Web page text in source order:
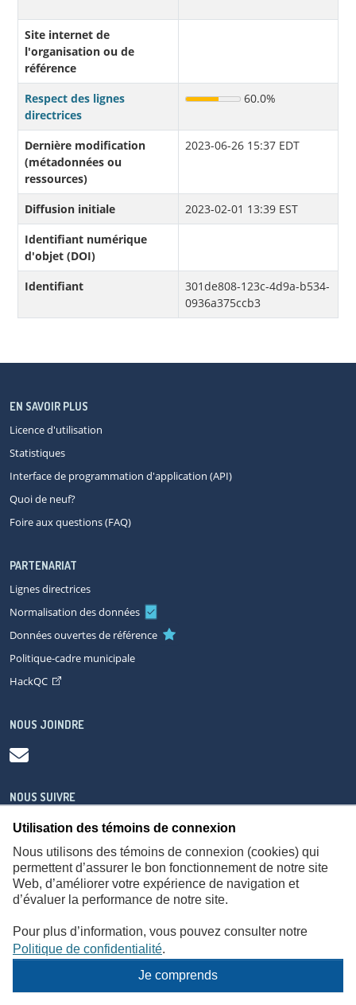
Site internet de
l'organisation ou de
référence
Respect des lignes
directrices
60.0%
Dernière modification
(métadonnées ou
ressources)
2023-06-26 15:37 EDT
Diffusion initiale
2023-02-01 13:39 EST
Identifiant numérique
d'objet (DOI)
Identifiant
301de808-123c-4d9a-b534-
0936a375ccb3
Utilisation des témoins de connexion
Nous utilisons des témoins de connexion (cookies) qui
permettent d’assurer le bon fonctionnement de notre site
Web, d’améliorer votre expérience de navigation et
d’évaluer la performance de notre site.
Pour plus d’information, vous pouvez consulter notre
Politique de confidentialité.
Je comprends
EN SAVOIR PLUS
Licence d'utilisation
Statistiques
Interface de programmation d'application (API)
Quoi de neuf?
Foire aux questions (FAQ)
PARTENARIAT
Lignes directrices
Normalisation des données
Données ouvertes de référence
Politique-cadre municipale
HackQC
NOUS JOINDRE
NOUS SUIVRE
À propos Accessibilité Plan du site
Consignes de sécurité
© Gouvernement du Québec,